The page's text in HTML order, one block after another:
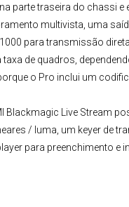
parte traseira do chassi
multivista, uma
para transmissão
de quadros,
o Pro inclui um
Blackmagic Live Stream
/ luma, um keyer de
para preenchimento